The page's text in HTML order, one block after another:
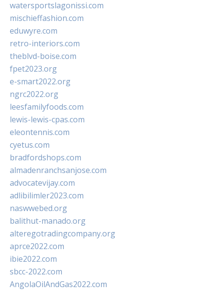
watersportslagonissi.com
mischieffashion.com
eduwyre.com
retro-interiors.com
theblvd-boise.com
fpet2023.org
e-smart2022.org
ngrc2022.org
leesfamilyfoods.com
lewis-lewis-cpas.com
eleontennis.com
cyetus.com
bradfordshops.com
almadenranchsanjose.com
advocatevijay.com
adlibilimler2023.com
naswwebed.org
balithut-manado.org
alteregotradingcompany.org
aprce2022.com
ibie2022.com
sbcc-2022.com
AngolaOilAndGas2022.com